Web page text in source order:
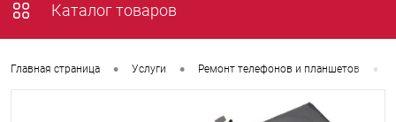
Каталог товаров
Главная страница • Услуги • Ремонт телефонов и планшетов •